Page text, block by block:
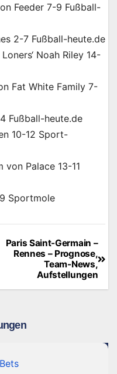
Feeder 7-9 Fußball-
2-7 Fußball-heute.de
Noah Riley 14-
Fat White Family 7-
Fußball-heute.de
10-12 Sport-
von Palace 13-11
Sportmole
Paris Saint-Germain –
Rennes – Prognose,
Team-News,
Aufstellungen